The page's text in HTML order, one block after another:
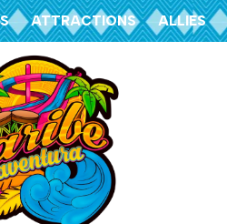
ATTRACTIONS ALLIES